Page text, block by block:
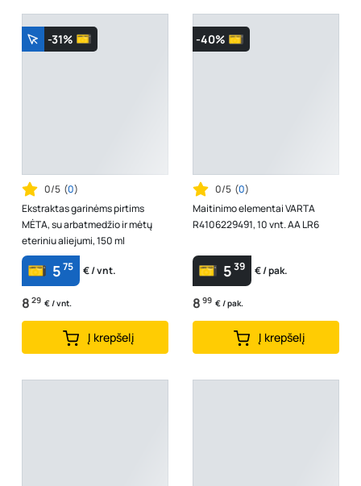
-31%
0/5 (0)
Ekstraktas garinėms pirtims
MĖTA, su arbatmedžio ir mėtų
eteriniu aliejumi, 150 ml
575 € / vnt.
8 29 € / vnt.
Į krepšelį
-40%
0/5 (0)
Maitinimo elementai VARTA
R4106229491, 10 vnt. AA LR6
539 € / pak.
8 99 € / pak.
Į krepšelį